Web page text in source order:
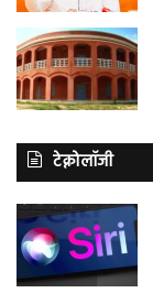
टेक्नोलॉजी